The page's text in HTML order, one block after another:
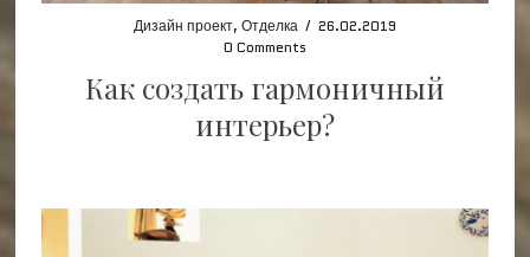
Дизайн проект, Отделка / 26.02.2019
0 Comments
Как создать гармоничный
интерьер?